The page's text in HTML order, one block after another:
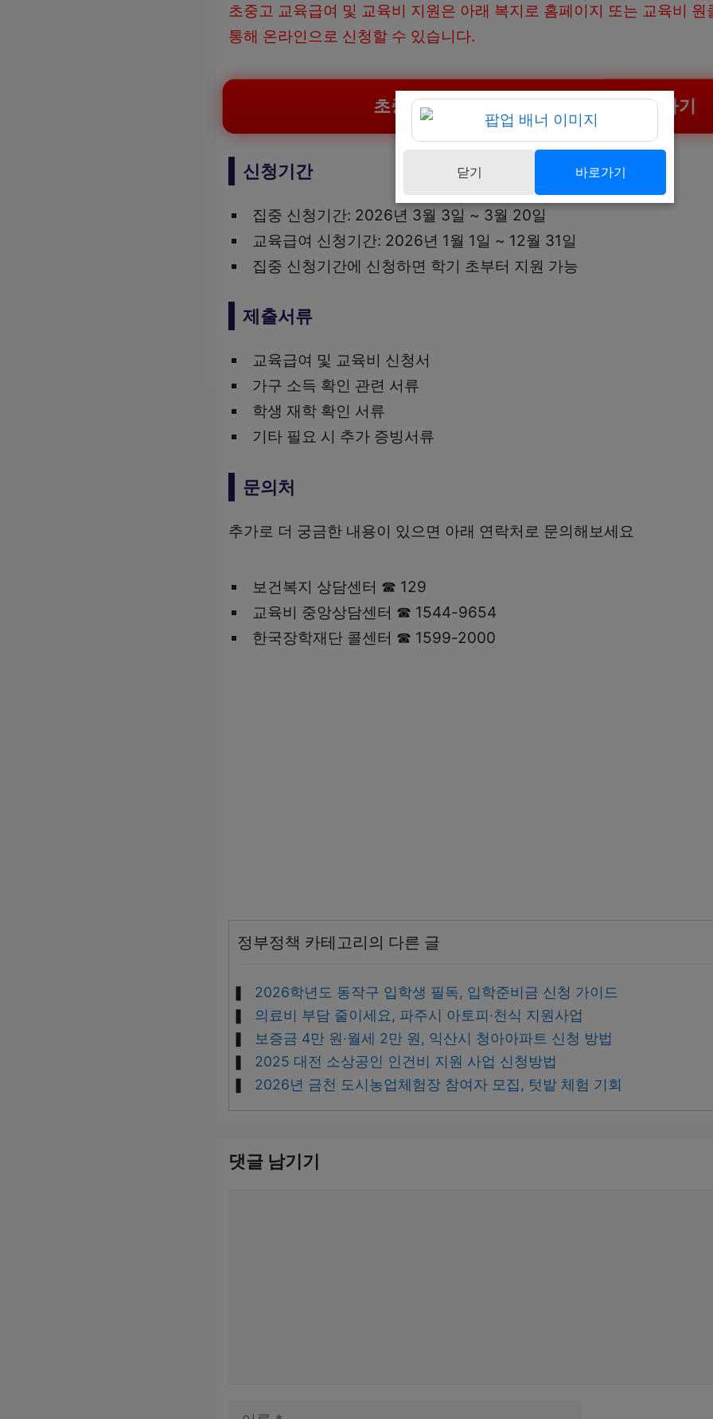
초중고 교육급여 및 교육비 지원은 아래 복지로 홈페이지 또는 교육비 원
통해 온라인으로 신청할 수 있습니다.
초중고 교육급여 및 교육비 지원 신청하기
신청기간
집중 신청기간: 2026년 3월 3일 ~ 3월 20일
교육급여 신청기간: 2026년 1월 1일 ~ 12월 31일
집중 신청기간에 신청하면 학기 초부터 지원 가능
제출서류
교육급여 및 교육비 신청서
가구 소득 확인 관련 서류
학생 재학 확인 서류
기타 필요 시 추가 증빙서류
문의처
추가로 더 궁금한 내용이 있으면 아래 연락처로 문의해보세요
보건복지 상담센터 ☎ 129
교육비 중앙상담센터 ☎ 1544-9654
한국장학재단 콜센터 ☎ 1599-2000
정부정책 카테고리의 다른 글
2026학년도 동작구 입학생 필독, 입학준비금 신청 가이드
의료비 부담 줄이세요, 파주시 아토피·천식 지원사업
보증금 4만 원·월세 2만 원, 익산시 청아아파트 신청 방법
2025 대전 소상공인 인건비 지원 사업 신청방법
2026년 금천 도시농업체험장 참여자 모집, 텃밭 체험 기회
댓글 남기기
닫기 바로가기